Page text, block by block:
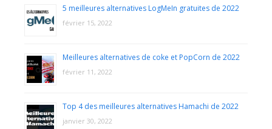
5 meilleures alternatives LogMeIn gratuites de 2022
février 15, 2022
Meilleures alternatives de coke et PopCorn de 2022
février 11, 2022
Top 4 des meilleures alternatives Hamachi de 2022
janvier 30, 2022